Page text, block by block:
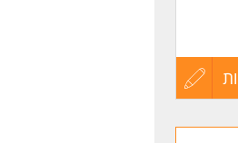
עדכון